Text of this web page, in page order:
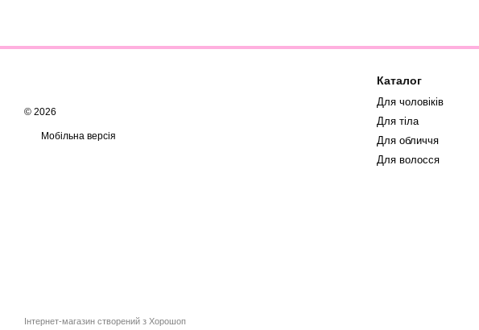
© 2026
Мобільна версія
Інтернет-магазин створений з Хорошоп
Каталог
Для чоловіків
Для тіла
Для обличчя
Для волосся